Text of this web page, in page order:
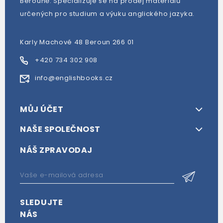
určených pro studium a výuku anglického jazyka.
Karly Machové 48 Beroun 266 01
+420 734 302 908
info@englishbooks.cz
MŮJ ÚČET
NAŠE SPOLEČNOST
NÁŠ ZPRAVODAJ
SLEDUJTE
NÁS